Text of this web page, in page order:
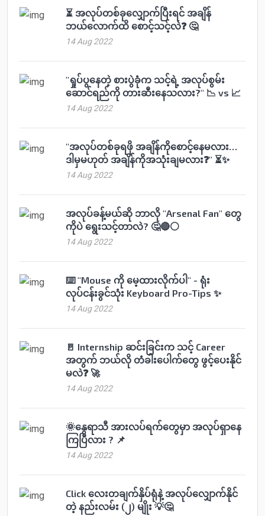
⏳ အလုပ်တစ်ခုလျှောက်ပြီးရင် အချိန်
ဘယ်လောက်ထိ စောင့်သင့်လဲ❓ 🤔
14 Aug 2022
"ရှုပ်ပွနေတဲ့ စားပွဲခုံက သင့်ရဲ့ အလုပ်စွမ်း
ဆောင်ရည်ကို တားဆီးနေသလား?" 📉 vs 📈
14 Aug 2022
"အလုပ်တစ်ခုရဖို အချိန်ကိုစောင့်နေမလား…
ဒါမှမဟုတ် အချိန်ကိုအသုံးချမလား❓" ⏳✨
14 Aug 2022
အလုပ်ခန့်မယ်ဆို ဘာလို "Arsenal Fan" တွေ
ကိုပဲ ရွေးသင့်တာလဲ? 🤔🔴⚪️
14 Aug 2022
⌨️ "Mouse ကို မေ့ထားလိုက်ပါ" - ရုံး
လုပ်ငန်းခွင်သုံး Keyboard Pro-Tips ✨
14 Aug 2022
🚪 Internship ဆင်းခြင်းက သင့် Career
အတွက် ဘယ်လို တံခါးပေါက်တွေ ဖွင့်ပေးနိုင်
မလဲ❓ 🚀
14 Aug 2022
🌞နွေရာသီ အားလပ်ရက်တွေမှာ အလုပ်ရှာနေ
ကြပြီလား ? 📌
14 Aug 2022
Click လေးတချက်နှိပ်ရုံနဲ့ အလုပ်လျှောက်နိုင်
တဲ့ နည်းလမ်း (၂) မျိုး 💡🤔